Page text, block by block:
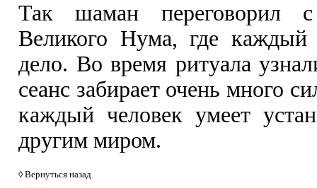
Так шаман переговорил
Великого Нума, где каждый
дело. Во время ритуала
сеанс забирает очень много
каждый человек умеет
другим миром.
◊Вернуться назад